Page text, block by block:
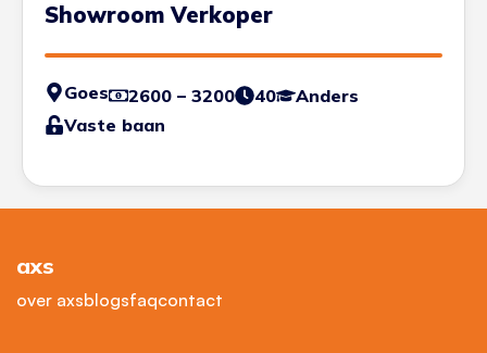
Showroom Verkoper
Goes 2600 – 3200 40
Anders
Vaste baan
axs
over axsblogsfaqcontact